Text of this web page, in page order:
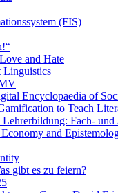
(FIS)
and Hate
Linguistics
Encyclopaedia of
to Teach
Fach-
and
gibt es zu feiern?